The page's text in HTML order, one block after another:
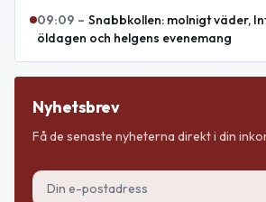
09:09 – Snabbkollen: molnigt väder,
öldagen och helgens evenemang
Nyhetsbrev
Få de senaste nyheterna direkt i din